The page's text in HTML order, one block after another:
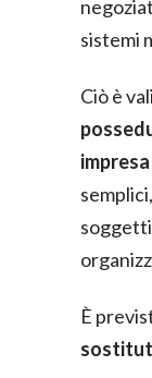
sistemi
Ciò è
impresa
È